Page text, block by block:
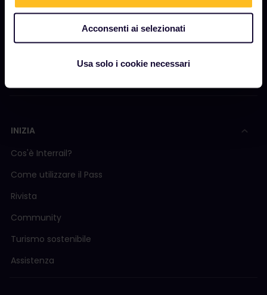
Acconsenti ai selezionati
Usa solo i cookie necessari
Sala stampa
Contenuti sponsorizzati
INIZIA
Cos'è Interrail?
Come utilizzare il Pass
Rivista
Community
Turismo sostenibile
Assistenza